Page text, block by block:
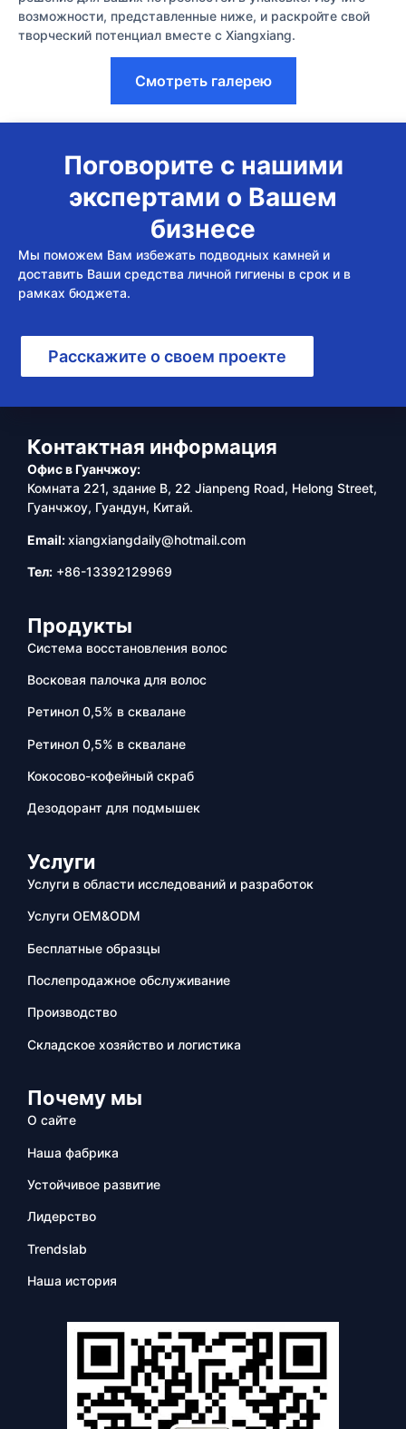
возможности, представленные ниже, и раскройте свой
творческий потенциал вместе с Xiangxiang.
Смотреть галерею
Поговорите с нашими
экспертами о Вашем
бизнесе
Мы поможем Вам избежать подводных камней и
доставить Ваши средства личной гигиены в срок и в
рамках бюджета.
Расскажите о своем проекте
Контактная информация
Офис в Гуанчжоу:
Комната 221, здание B, 22 Jianpeng Road, Helong Street,
Гуанчжоу, Гуандун, Китай.
Email:xiangxiangdaily@hotmail.com
Тел: +86-13392129969
Продукты
Система восстановления волос
Восковая палочка для волос
Ретинол 0,5% в сквалане
Ретинол 0,5% в сквалане
Кокосово-кофейный скраб
Дезодорант для подмышек
Услуги
Услуги в области исследований и разработок
Услуги OEM&ODM
Бесплатные образцы
Послепродажное обслуживание
Производство
Складское хозяйство и логистика
Почему мы
О сайте
Наша фабрика
Устойчивое развитие
Лидерство
Trendslab
Наша история